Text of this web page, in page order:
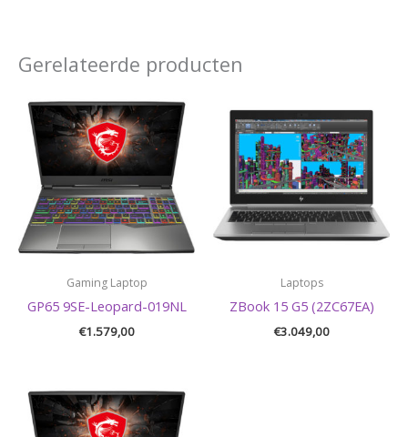
Gerelateerde producten
Gaming Laptop
GP65 9SE-Leopard-019NL
€1.579,00
Laptops
ZBook 15 G5 (2ZC67EA)
€3.049,00